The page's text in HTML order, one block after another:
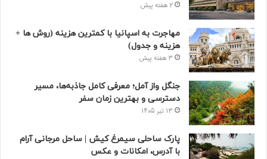
2 هفته پیش
مهاجرت به اسپانیا با کمترین هزینه (روش ها +
هزینه و جدول)
3 هفته پیش
جنگل واز آمل؛ معرفی کامل جاذبه‌ها، مسیر
دسترسی و بهترین زمان سفر
13 تیر 1405
پارک ساحلی سیمرغ کیش | ساحل مرجانی آرام
با آدرس، امکانات و عکس